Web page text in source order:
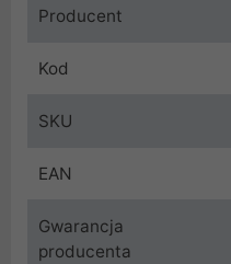
Producent
Kod
SKU
EAN
Gwarancja
producenta